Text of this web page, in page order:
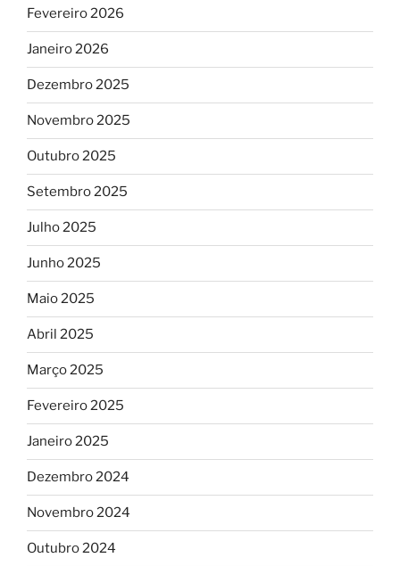
Fevereiro 2026
Janeiro 2026
Dezembro 2025
Novembro 2025
Outubro 2025
Setembro 2025
Julho 2025
Junho 2025
Maio 2025
Abril 2025
Março 2025
Fevereiro 2025
Janeiro 2025
Dezembro 2024
Novembro 2024
Outubro 2024